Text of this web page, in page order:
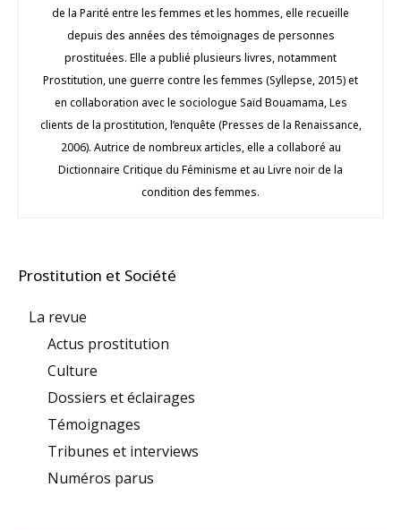
de la Parité entre les femmes et les hommes, elle recueille
depuis des années des témoignages de personnes
prostituées. Elle a publié plusieurs livres, notamment
Prostitution, une guerre contre les femmes (Syllepse, 2015) et
en collaboration avec le sociologue Saïd Bouamama, Les
clients de la prostitution, l’enquête (Presses de la Renaissance,
2006). Autrice de nombreux articles, elle a collaboré au
Dictionnaire Critique du Féminisme et au Livre noir de la
condition des femmes.
Prostitution et Société
La revue
Actus prostitution
Culture
Dossiers et éclairages
Témoignages
Tribunes et interviews
Numéros parus